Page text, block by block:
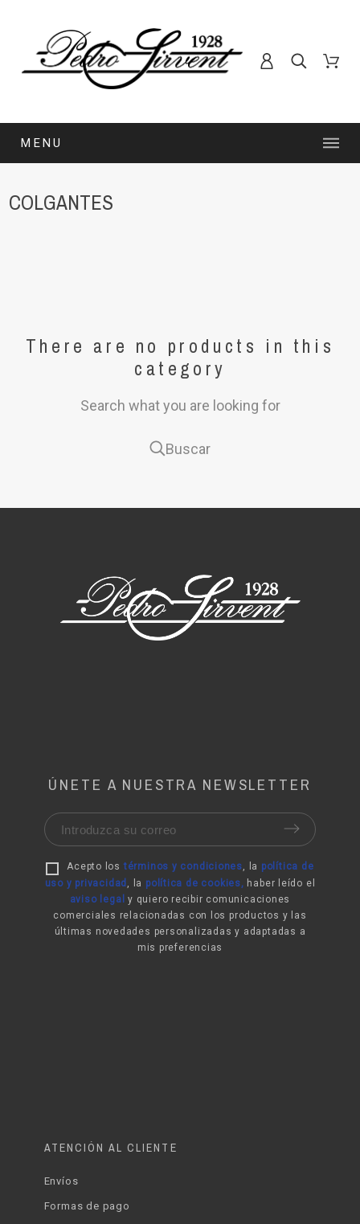
MENU
COLGANTES
There are no products in this
category
Search what you are looking for
Buscar
ÚNETE A NUESTRA NEWSLETTER
Acepto lostérminos y condiciones, la política de
uso y privacidad , la política de cookies, haber leído el
aviso legal y quiero recibir comunicaciones
comerciales relacionadas con los productos y las
últimas novedades personalizadas y adaptadas a
mis preferencias
ATENCIÓN AL CLIENTE
Envíos
Formas de pago